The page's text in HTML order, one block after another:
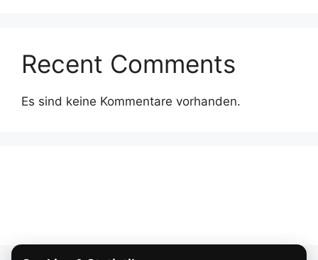
Recent Comments
Es sind keine Kommentare vorhanden.